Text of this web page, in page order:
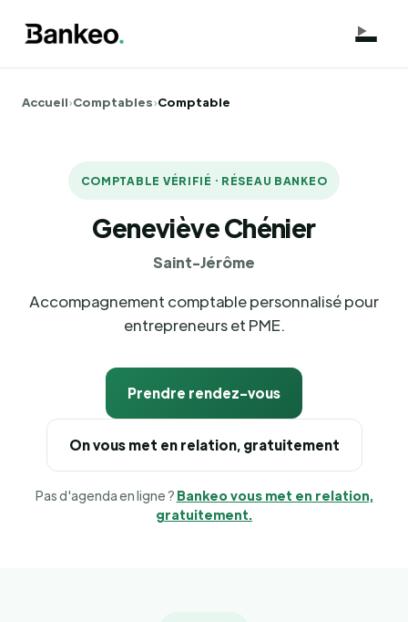
Accueil›Comptables›Comptable
COMPTABLE VÉRIFIÉ · RÉSEAU BANKEO
Geneviève Chénier
Saint-Jérôme
Accompagnement comptable personnalisé pour
entrepreneurs et PME.
Prendre rendez-vous
On vous met en relation, gratuitement
Pas d'agenda en ligne ? Bankeo vous met en relation,
gratuitement.